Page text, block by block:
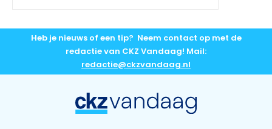
Heb je nieuws of een tip? Neem contact op met de
redactie van CKZ Vandaag! Mail:
redactie@ckzvandaag.nl